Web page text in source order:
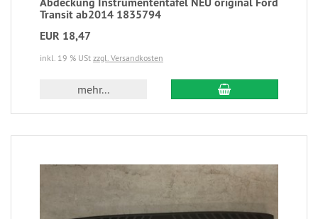
Transit ab2014 1835794
EUR 18,47
inkl. 19 % USt zzgl. Versandkosten
mehr...